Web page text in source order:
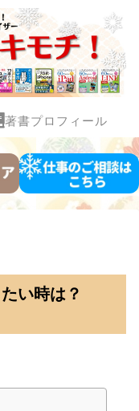
著書プロフィール
たい時は？